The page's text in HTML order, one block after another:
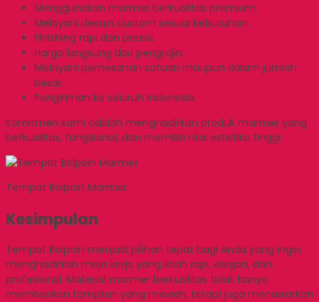
Menggunakan marmer berkualitas premium.
Melayani desain custom sesuai kebutuhan.
Finishing rapi dan presisi.
Harga langsung dari pengrajin.
Melayani pemesanan satuan maupun dalam jumlah
besar.
Pengiriman ke seluruh Indonesia.
Komitmen kami adalah menghadirkan produk marmer yang
berkualitas, fungsional, dan memiliki nilai estetika tinggi.
Tempat Bolpoin Marmer
Kesimpulan
Tempat Bolpoin menjadi pilihan tepat bagi Anda yang ingin
menghadirkan meja kerja yang lebih rapi, elegan, dan
profesional. Material marmer berkualitas tidak hanya
memberikan tampilan yang mewah, tetapi juga menawarkan